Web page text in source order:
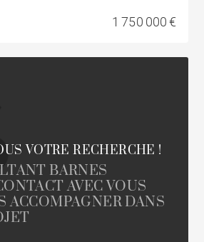
1 750 000 €
VOTRE RECHERCHE !
BARNES
AVEC VOUS
ACCOMPAGNER DANS